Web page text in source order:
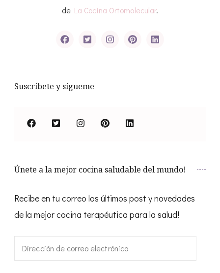
de La Cocina Ortomolecular.
Suscríbete y sígueme
Únete a la mejor cocina saludable del mundo!
Recibe en tu correo los últimos post y novedades
de la mejor cocina terapéutica para la salud!
Dirección
de